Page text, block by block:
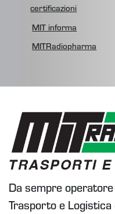
certificazioni
MIT informa
MITRadiopharma
Da sempre
Trasporto e